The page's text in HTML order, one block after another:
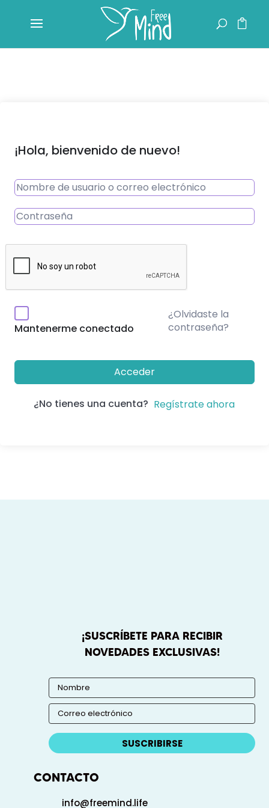
¡Hola, bienvenido de nuevo!
Mantenerme conectado
¿Olvidaste la
contraseña?
Acceder
¿No tienes una cuenta? Regístrate ahora
¡SUSCRÍBETE PARA RECIBIR
NOVEDADES EXCLUSIVAS!
SUSCRIBIRSE
CONTACTO
info@freemind.life